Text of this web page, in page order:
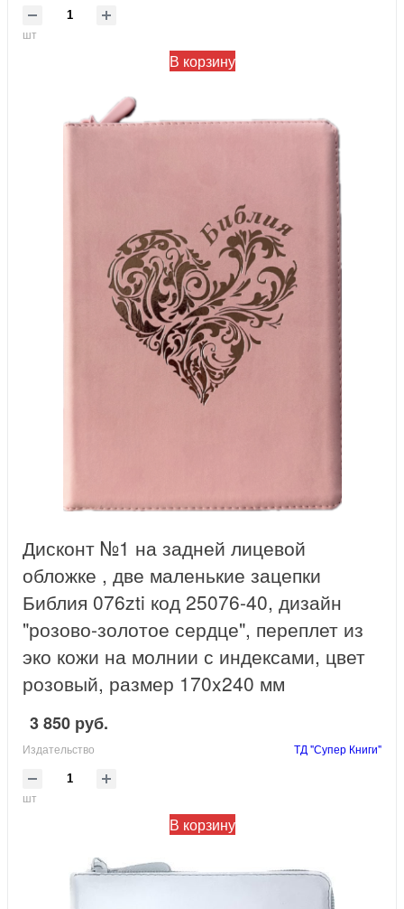
шт
В корзину
Дисконт №1 на задней лицевой
обложке , две маленькие зацепки
Библия 076zti код 25076-40, дизайн
"розово-золотое сердце", переплет из
эко кожи на молнии с индексами, цвет
розовый, размер 170x240 мм
3 850 руб.
Издательство ТД "Супер Книги"
шт
В корзину